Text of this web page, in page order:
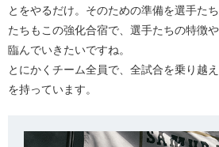
とをやるだけ。そのための準備を選手た
たちもこの強化合宿で、選手たちの特徴
臨んでいきたいですね。
とにかくチーム全員で、全試合を乗り越
を持っています。